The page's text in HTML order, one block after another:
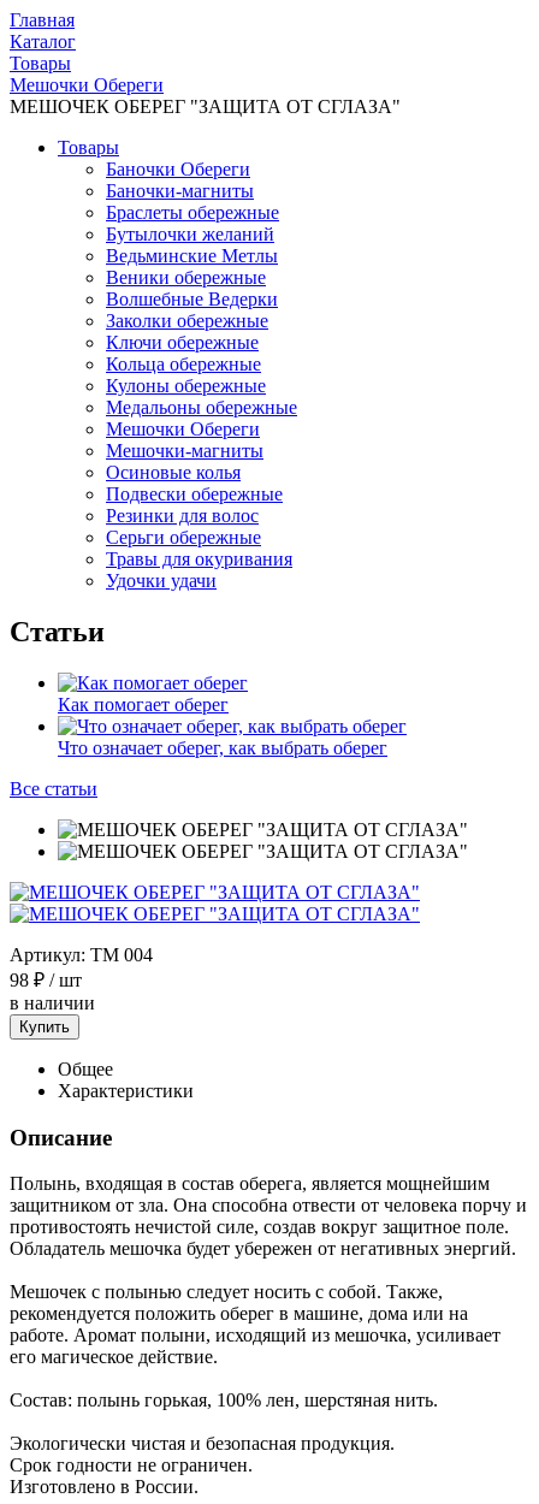
Главная
Каталог
Товары
Мешочки Обереги
МЕШОЧЕК ОБЕРЕГ "ЗАЩИТА ОТ СГЛАЗА"
Товары
Баночки Обереги
Баночки-магниты
Браслеты обережные
Бутылочки желаний
Ведьминские Метлы
Веники обережные
Волшебные Ведерки
Заколки обережные
Ключи обережные
Кольца обережные
Кулоны обережные
Медальоны обережные
Мешочки Обереги
Мешочки-магниты
Осиновые колья
Подвески обережные
Резинки для волос
Серьги обережные
Травы для окуривания
Удочки удачи
Статьи
Как помогает оберег
Что означает оберег, как выбрать оберег
Все статьи
Артикул: TM 004
98 ₽ / шт
в наличии
Купить
Общее
Характеристики
Описание
Полынь, входящая в состав оберега, является мощнейшим
защитником от зла. Она способна отвести от человека порчу и
противостоять нечистой силе, создав вокруг защитное поле.
Обладатель мешочка будет убережен от негативных энергий.
Мешочек с полынью следует носить с собой. Также,
рекомендуется положить оберег в машине, дома или на
работе. Аромат полыни, исходящий из мешочка, усиливает
его магическое действие.
Состав: полынь горькая, 100% лен, шерстяная нить.
Экологически чистая и безопасная продукция.
Срок годности не ограничен.
Изготовлено в России.